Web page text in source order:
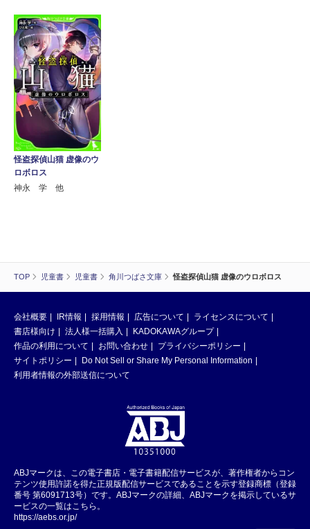
TOP 児童書 児童書 角川つばさ文庫 怪盗探偵山猫 虚像のウロボロス
怪盗探偵山猫 虚像のウ
ロボロス
神永 学 他
会社概要 IR情報 採用情報 広告について
ライセンスについて
書店様向け
法人様一括購入
KADOKAWAグループ
作品の利用について
お問い合わせ
プライバシーポリシー
サイトポリシー
Do Not Sell or Share My Personal Information
利用者情報の外部送信について
ABJマークは、この電子書店・電子書籍配信サービスが、著作権者からコン
テンツ使用許諾を得た正規版配信サービスであることを示す登録商標（登録
番号 第6091713号）です。ABJマークの詳細、ABJマークを掲示しているサ
ービスの一覧はこちら。
https://aebs.or.jp/